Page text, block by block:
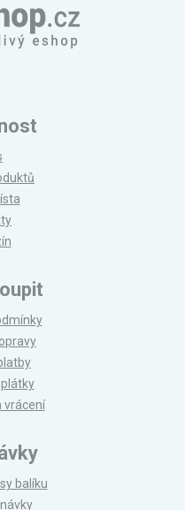
vrácení
balíku